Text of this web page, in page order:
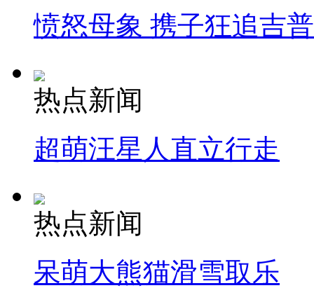
愤怒母象 携子狂追吉
热点新闻
超萌汪星人直立行走
热点新闻
呆萌大熊猫滑雪取乐